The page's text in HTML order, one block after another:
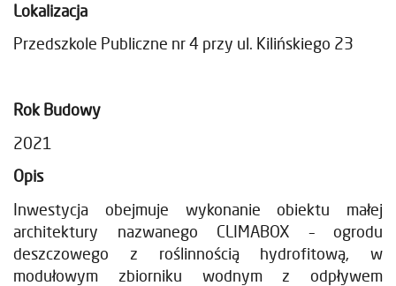
Lokalizacja
Przedszkole Publiczne nr 4 przy ul. Kilińskiego 23
Rok Budowy
2021
Opis
Inwestycja obejmuje wykonanie obiektu małej
architektury nazwanego CLIMABOX – ogrodu
deszczowego z roślinnością hydrofitową, w
modułowym zbiorniku wodnym z odpływem